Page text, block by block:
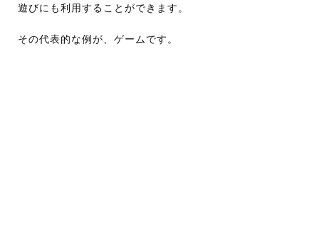
遊びにも利用することができます。
その代表的な例が、ゲームです。